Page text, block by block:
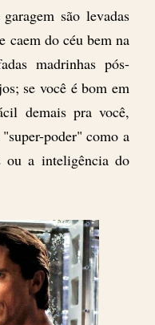
são levadas
caem do céu bem na
madrinhas pós-
se você é bom em
demais pra você,
poder" como a
ou a inteligência do